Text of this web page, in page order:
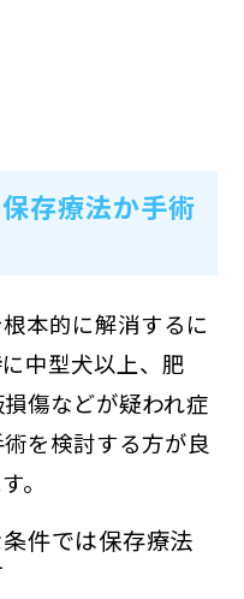
存療法か手術
本的に解消するに
中型犬以上、肥
傷などが疑われ症
を検討する方が良
。
件では保存療法